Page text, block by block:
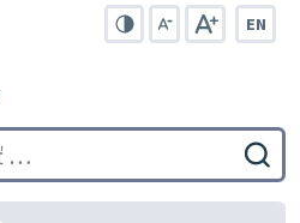
EN